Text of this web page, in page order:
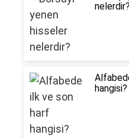
nelerdir?
hangisi?